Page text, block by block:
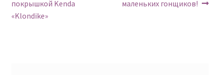
записям
покрышкой Kenda
«Klondike»
маленьких гонщиков!